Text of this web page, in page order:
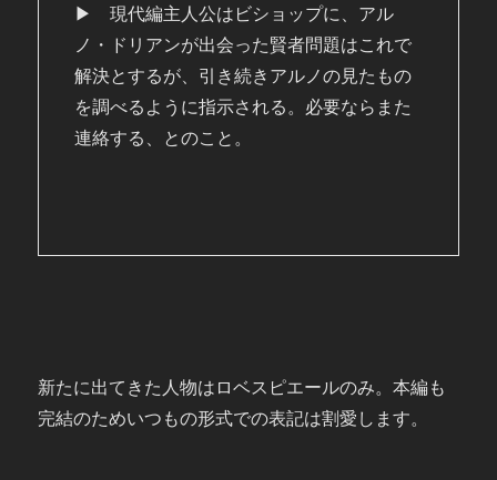
▶ 現代編主人公はビショップに、アル
ノ・ドリアンが出会った賢者問題はこれで
解決とするが、引き続きアルノの見たもの
を調べるように指示される。必要ならまた
連絡する、とのこと。
新たに出てきた人物はロベスピエールのみ。本編も
完結のためいつもの形式での表記は割愛します。